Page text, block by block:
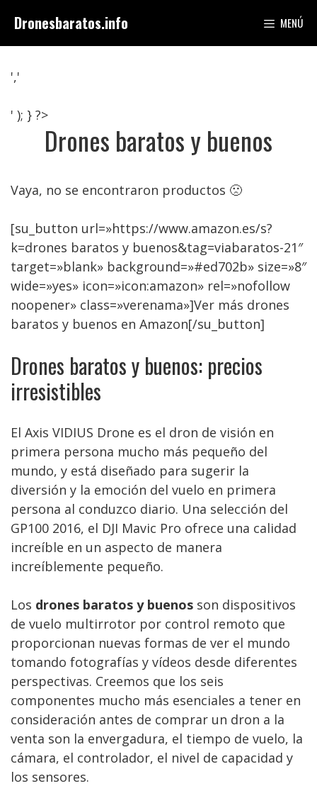
contenido
Dronesbaratos.info MENÚ
','
' ); } ?>
Drones baratos y buenos
Vaya, no se encontraron productos 🙁
[su_button url=»https://www.amazon.es/s?
k=drones baratos y buenos&tag=viabaratos-21″
target=»blank» background=»#ed702b» size=»8″
wide=»yes» icon=»icon:amazon» rel=»nofollow
noopener» class=»verenama»]Ver más drones
baratos y buenos en Amazon[/su_button]
Drones baratos y buenos: precios
irresistibles
El Axis VIDIUS Drone es el dron de visión en
primera persona mucho más pequeño del
mundo, y está diseñado para sugerir la
diversión y la emoción del vuelo en primera
persona al conduzco diario. Una selección del
GP100 2016, el DJI Mavic Pro ofrece una calidad
increíble en un aspecto de manera
increíblemente pequeño.
Los drones baratos y buenos son dispositivos
de vuelo multirrotor por control remoto que
proporcionan nuevas formas de ver el mundo
tomando fotografías y vídeos desde diferentes
perspectivas. Creemos que los seis
componentes mucho más esenciales a tener en
consideración antes de comprar un dron a la
venta son la envergadura, el tiempo de vuelo, la
cámara, el controlador, el nivel de capacidad y
los sensores.